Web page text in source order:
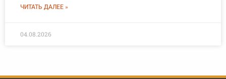
ЧИТАТЬ ДАЛЕЕ »
04.08.2026